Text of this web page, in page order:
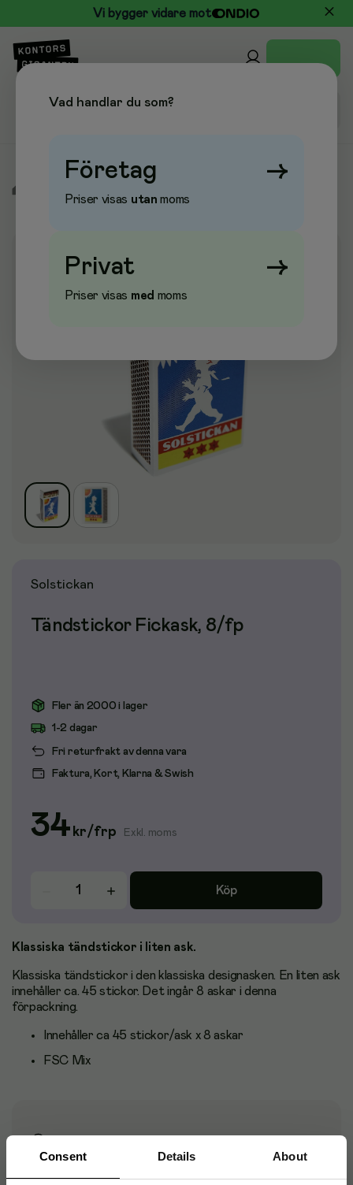
Consent Details About
Vi bygger vidare mot
Solstickan
Tändstickor Fickask, 8/fp
Fler än 2000 i lager
Fri returfrakt av denna vara
1-2 dagar
Faktura, Kort, Klarna & Swish
34 kr/frp Exkl. moms
Köp
Klassiska tändstickor i liten ask.
Klassiska tändstickor i den klassiska designasken. En liten ask
innehåller ca. 45 stickor. Det ingår 8 askar i denna
förpackning.
Innehåller ca 45 stickor/ask x 8 askar
FSC Mix
Vad handlar du som?
Företag →
Priser visas utan moms
Privat →
Priser visas med moms